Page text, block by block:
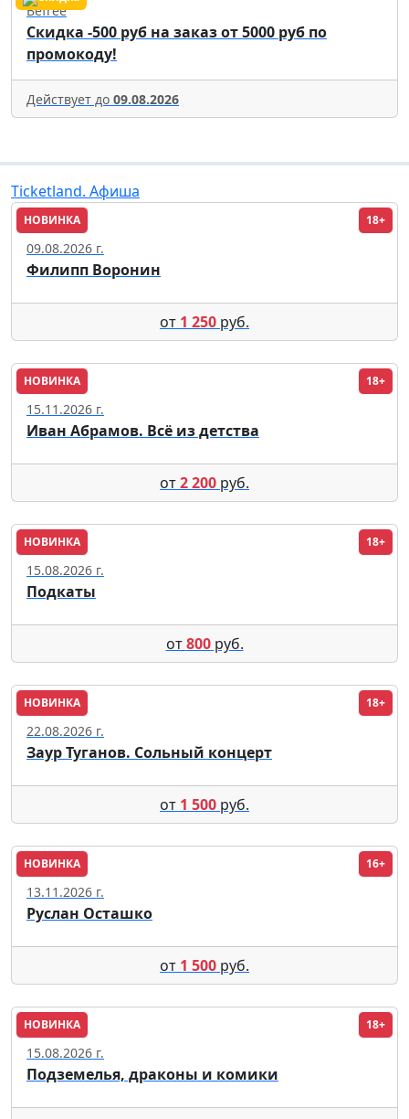
Befree
Скидка -500 руб на заказ от 5000 руб по
промокоду!
Действует до 09.08.2026
Ticketland. Афиша
НОВИНКА 18+
Москва
09.08.2026 г.
Филипп Воронин
от 1 250 руб.
НОВИНКА 18+
Томск
15.11.2026 г.
Иван Абрамов. Всё из детства
от2 200 руб.
НОВИНКА 18+
Томск
15.08.2026 г.
Подкаты
от800руб.
НОВИНКА 18+
Москва
22.08.2026 г.
Заур Туганов. Сольный концерт
от 1 500 руб.
НОВИНКА 16+
Москва
13.11.2026 г.
Руслан Осташко
от 1 500 руб.
НОВИНКА 18+
Томск
15.08.2026 г.
Подземелья, драконы и комики